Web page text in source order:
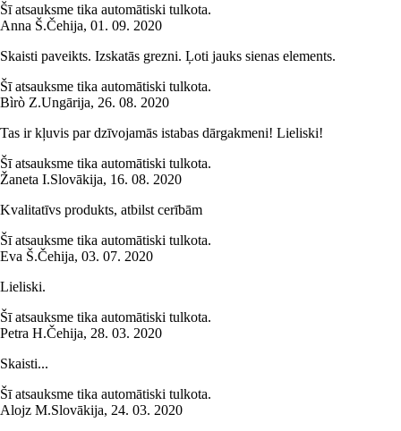
Šī atsauksme tika automātiski tulkota.
Anna Š.Čehija, 01. 09. 2020
Skaisti paveikts. Izskatās grezni. Ļoti jauks sienas elements.
Šī atsauksme tika automātiski tulkota.
Bìrò Z.Ungārija, 26. 08. 2020
Tas ir kļuvis par dzīvojamās istabas dārgakmeni! Lieliski!
Šī atsauksme tika automātiski tulkota.
Žaneta I.Slovākija, 16. 08. 2020
Kvalitatīvs produkts, atbilst cerībām
Šī atsauksme tika automātiski tulkota.
Eva Š.Čehija, 03. 07. 2020
Lieliski.
Šī atsauksme tika automātiski tulkota.
Petra H.Čehija, 28. 03. 2020
Skaisti...
Šī atsauksme tika automātiski tulkota.
Alojz M.Slovākija, 24. 03. 2020